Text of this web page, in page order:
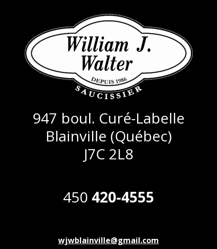
947 boul. Curé-Labelle
Blainville (Québec)
J7C 2L8
450 420-4555
wjwblainville@gmail.com